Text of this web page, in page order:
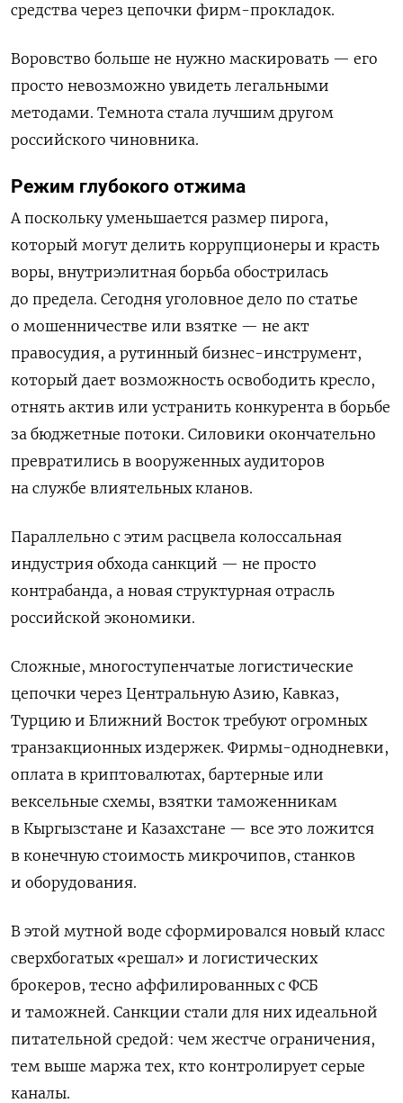
средства через цепочки фирм-прокладок.
Воровство больше не нужно маскировать — его
просто невозможно увидеть легальными
методами. Темнота стала лучшим другом
российского чиновника.
Режим глубокого отжима
А поскольку уменьшается размер пирога,
который могут делить коррупционеры и красть
воры, внутриэлитная борьба обострилась
до предела. Сегодня уголовное дело по статье
о мошенничестве или взятке — не акт
правосудия, а рутинный бизнес-инструмент,
который дает возможность освободить кресло,
отнять актив или устранить конкурента в борьбе
за бюджетные потоки. Силовики окончательно
превратились в вооруженных аудиторов
на службе влиятельных кланов.
Параллельно с этим расцвела колоссальная
индустрия обхода санкций — не просто
контрабанда, а новая структурная отрасль
российской экономики.
Сложные, многоступенчатые логистические
цепочки через Центральную Азию, Кавказ,
Турцию и Ближний Восток требуют огромных
транзакционных издержек. Фирмы-однодневки,
оплата в криптовалютах, бартерные или
вексельные схемы, взятки таможенникам
в Кыргызстане и Казахстане — все это ложится
в конечную стоимость микрочипов, станков
и оборудования.
В этой мутной воде сформировался новый класс
сверхбогатых «решал» и логистических
брокеров, тесно аффилированных с ФСБ
и таможней. Санкции стали для них идеальной
питательной средой: чем жестче ограничения,
тем выше маржа тех, кто контролирует серые
каналы.